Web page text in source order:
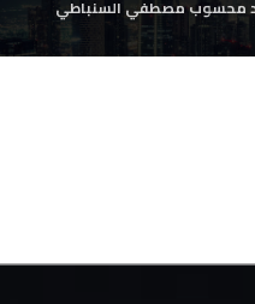
محسوب مصطفي السنباطي